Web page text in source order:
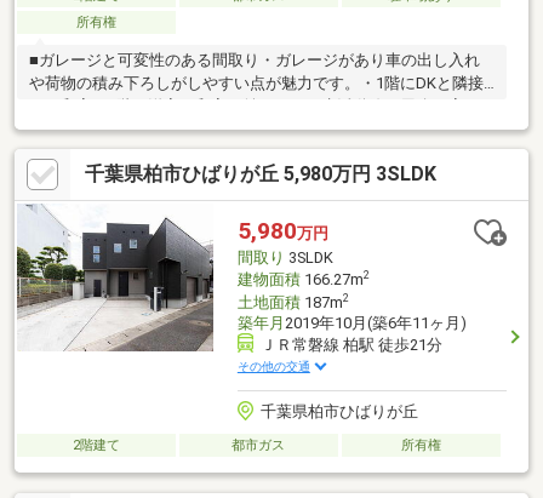
所有権
■ガレージと可変性のある間取り・ガレージがあり車の出し入れ
や荷物の積み下ろしがしやすい点が魅力です。・1階にDKと隣接
する和室、2階に洋室と和室が並ぶため、生活動線や用途に応じて
使い分けや間仕切り変更がしやすい構成です。客間・子ども部
屋・書斎などライフステージに合わせた活用が見込めます。■収
納と水回りの使い勝手・各居室に押入や収納が配置され荷物の整
理が容易です。・独立洗面と浴室、各階のトイレ配置により朝の
支度が重なっても使いやすく、日常の家事動線が整っています。
■周辺環境・スーパー、コンビニ、ドラッグストアが徒歩約5分圏
内で毎日のお買い物がしやすく快適な環境です！
千葉県柏市ひばりが丘 5,980万円 3SLDK
5,980万円
間取り 3SLDK
建物面積166.27m2
土地面積187m2
築年月 2019年10月(築6年11ヶ月)
ＪＲ常磐線 柏駅 徒歩21分
その他の交通
千葉県柏市ひばりが丘
2階建て 都市ガス 所有権